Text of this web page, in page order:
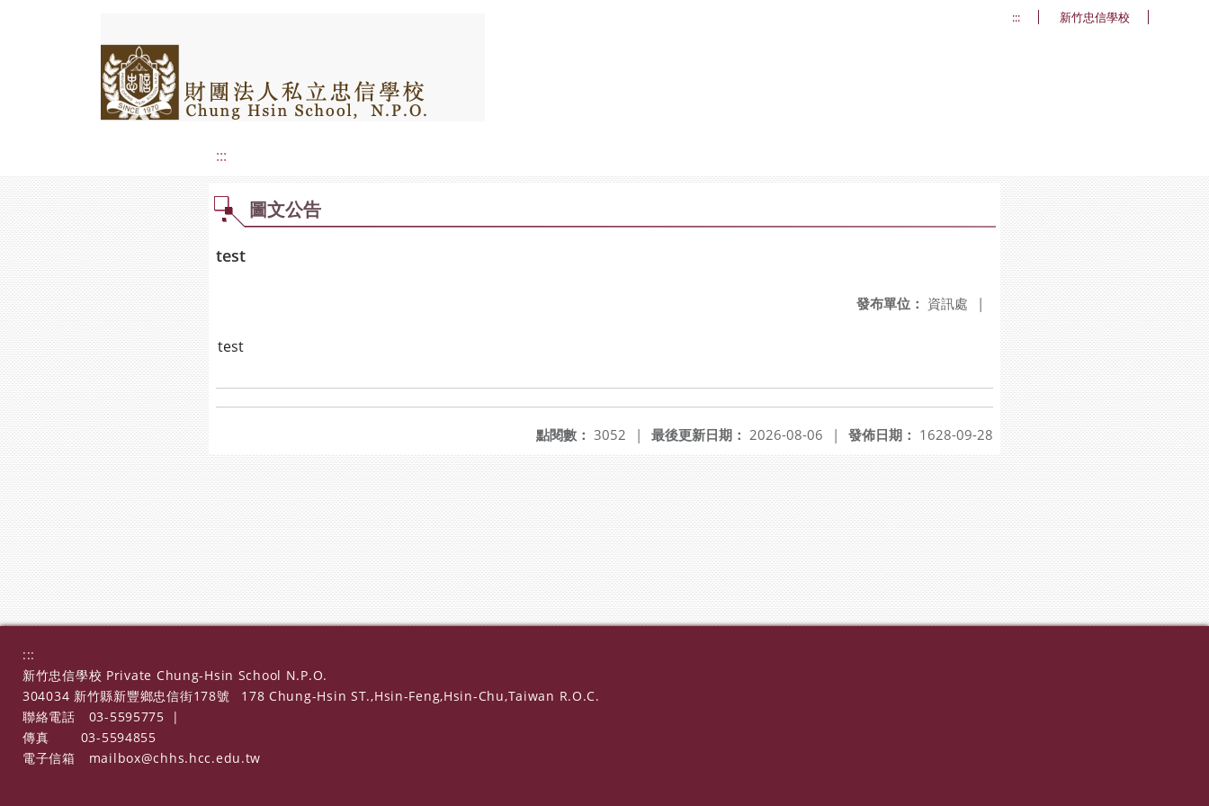
::: 新竹忠信學校
:::
圖文公告
test
發布單位： 資訊處 |
test
發佈日期： 1628-09-28
最後更新日期： 2026-08-06 |
點閱數： 3052 |
:::
新竹忠信學校 Private Chung-Hsin School N.P.O.
304034 新竹縣新豐鄉忠信街178號
178 Chung-Hsin ST.,Hsin-Feng,Hsin-Chu,Taiwan R.O.C.
聯絡電話
03-5595775
|
傳真
03-5594855
電子信箱
mailbox@chhs.hcc.edu.tw